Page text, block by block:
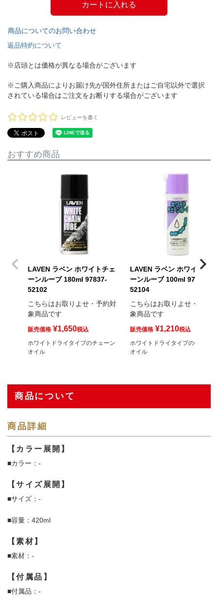
カートに入れる
商品についてのお問い合わせ
返品特約について
※店頭とは価格が異なる場合がございます
※ご購入商品によりお届け先が国外住所またはご自宅以外で選択
されている場合はご注文をお断りする場合がございます
レビューを書く
おすすめ商品
LAVEN ラベン ホワイトチェ
ーンルーブ 180ml 97837-
52102
こちらはお取りよせ・予約対
象商品です
販売価格 ¥1,650税込
ホワイトドライタイプのチェーン
オイル
LAVEN ラベン ホワイトチェ
ーンルーブ 100ml 97837-
52104
こちらはお取りよせ・予約対
象商品です
販売価格 ¥1,210税込
ホワイトドライタイプのチェーン
オイル
商品について
商品詳細
【カラー展開】
■カラー：-
【サイズ展開】
■サイズ：-
■容量：420ml
【素材】
■素材：-
【付属品】
■付属品：-